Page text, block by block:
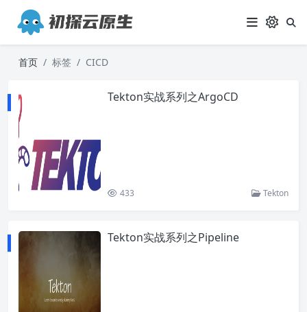
首页 标签 CICD
Tekton实战系列之ArgoCD
433 Tekton
Tekton实战系列之Pipeline